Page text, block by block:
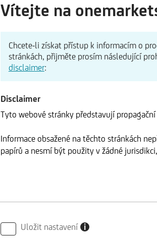
Vítejte na
Chcete-li získat přístup k informacím o
stránkách, přijměte prosím následující
disclaimer:
Disclaimer
Tyto webové stránky představují
Informace obsažené na těchto stránkách
papírů a nesmí být použity v žádné
Uložit nastavení i